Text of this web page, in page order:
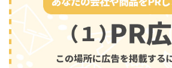
幼児教育(681)